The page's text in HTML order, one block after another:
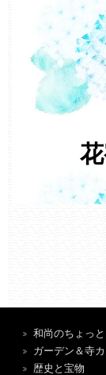
和尚のちょっ
ガーデン＆寺
歴史と宝物